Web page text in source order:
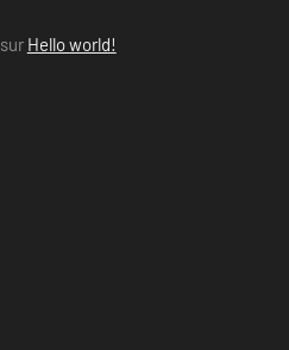
Hello world!